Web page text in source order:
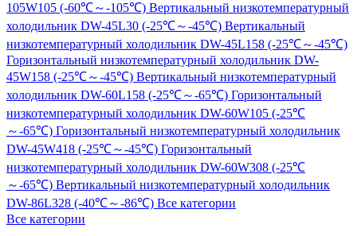
105W105 (-60℃～-105℃) Вертикальный низкотемпературный
холодильник DW-45L30 (-25℃～-45℃) Вертикальный
низкотемпературный холодильник DW-45L158 (-25℃～-45℃)
Горизонтальный низкотемпературный холодильник DW-
45W158 (-25℃～-45℃) Вертикальный низкотемпературный
холодильник DW-60L158 (-25℃～-65℃) Горизонтальный
низкотемпературный холодильник DW-60W105 (-25℃
～-65℃) Горизонтальный низкотемпературный холодильник
DW-45W418 (-25℃～-45℃) Горизонтальный
низкотемпературный холодильник DW-60W308 (-25℃
～-65℃) Вертикальный низкотемпературный холодильник
DW-86L328 (-40℃～-86℃) Все категории
Все категории